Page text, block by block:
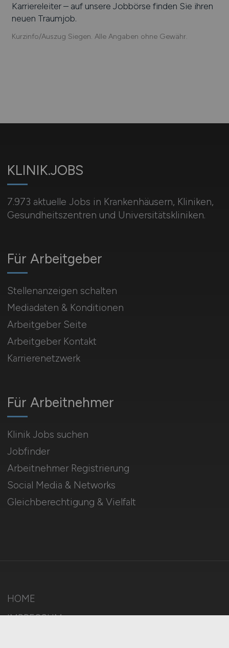
Karriereleiter – auf unsere Jobbörse finden Sie ihren
neuen Traumjob.
Kurzinfo/Auszug Siegen. Alle Angaben ohne Gewähr.
KLINIK.JOBS
7.973 aktuelle Jobs in Krankenhäusern, Kliniken,
Gesundheitszentren und Universitätskliniken.
Für Arbeitnehmer
Klinik Jobs suchen
Jobfinder
Arbeitnehmer Registrierung
Social Media & Networks
Gleichberechtigung & Vielfalt
Für Arbeitgeber
Stellenanzeigen schalten
Mediadaten & Konditionen
Arbeitgeber Seite
Arbeitgeber Kontakt
Karrierenetzwerk
HOME
IMPRESSUM